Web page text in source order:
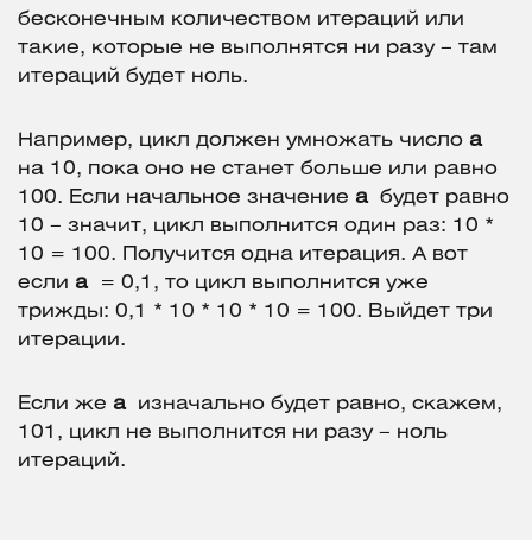
бесконечным количеством итераций или
такие, которые не выполнятся ни разу – там
итераций будет ноль.
Например, цикл должен умножать число a
на 10, пока оно не станет больше или равно
100. Если начальное значение a
будет равно
10 – значит, цикл выполнится один раз: 10 *
10 = 100. Получится одна итерация. А вот
если a
= 0,1, то цикл выполнится уже
трижды: 0,1 * 10 * 10 * 10 = 100. Выйдет три
итерации.
Если же a
изначально будет равно, скажем,
101, цикл не выполнится ни разу – ноль
итераций.